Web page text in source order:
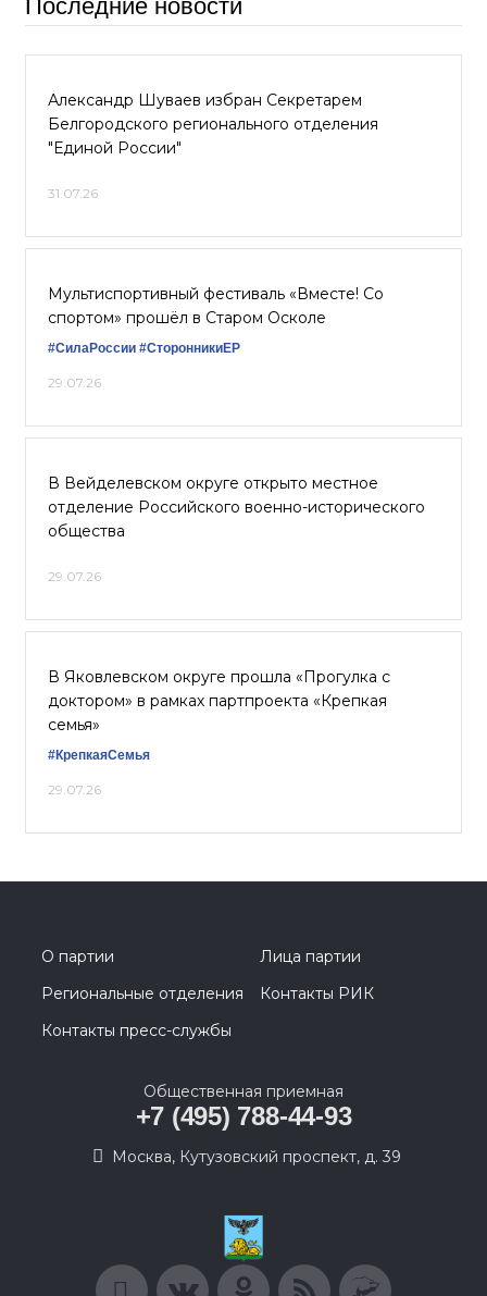
Последние новости
Александр Шуваев избран Секретарем
Белгородского регионального отделения
"Единой России"
31.07.26
Мультиспортивный фестиваль «Вместе! Со
спортом» прошёл в Старом Осколе
#СилаРоссии #СторонникиЕР
29.07.26
В Вейделевском округе открыто местное
отделение Российского военно-исторического
общества
29.07.26
В Яковлевском округе прошла «Прогулка с
доктором» в рамках партпроекта «Крепкая
семья»
#КрепкаяСемья
29.07.26
О партии
Лица партии
Региональные отделения
Контакты РИК
Контакты пресс-службы
Общественная приемная
+7 (495) 788-44-93
Москва, Кутузовский проспект, д. 39